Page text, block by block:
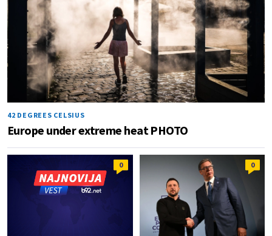
42 DEGREES CELSIUS
Europe under extreme heat PHOTO
0 0